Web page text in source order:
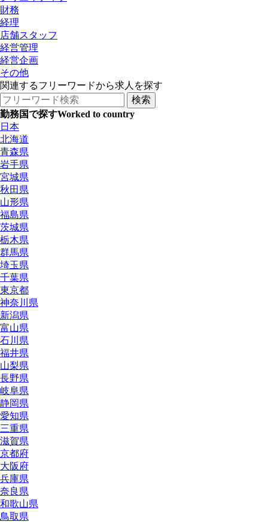
財務
経理
店舗スタッフ
経営管理
経営企画
その他
関連するフリーワードから求人を探す
勤務国で探すWorked to country
日本
北海道
青森県
岩手県
宮城県
秋田県
山形県
福島県
茨城県
栃木県
群馬県
埼玉県
千葉県
東京都
神奈川県
新潟県
富山県
石川県
福井県
山梨県
長野県
岐阜県
静岡県
愛知県
三重県
滋賀県
京都府
大阪府
兵庫県
奈良県
和歌山県
鳥取県